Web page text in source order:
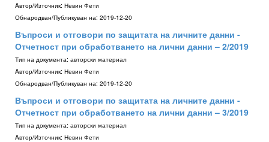
Aвтор/Източник: Невин Фети
Обнародван/Публикуван на: 2019-12-20
Въпроси и отговори по защитата на личните данни -
Отчетност при обработването на лични данни – 2/2019
Тип на документа: авторски материал
Aвтор/Източник: Невин Фети
Обнародван/Публикуван на: 2019-12-20
Въпроси и отговори по защитата на личните данни -
Отчетност при обработването на лични данни – 3/2019
Тип на документа: авторски материал
Aвтор/Източник: Невин Фети